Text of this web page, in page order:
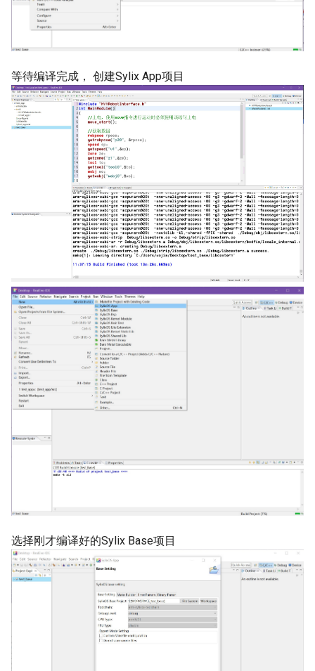
等待编译完成， 创建Sylix App项目
选择刚才编译好的Sylix Base项目